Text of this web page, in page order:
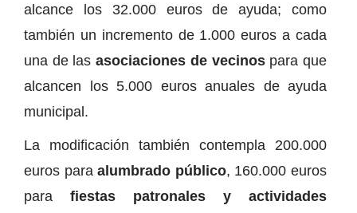
alcance los 32.000 euros de ayuda; como
también un incremento de 1.000 euros a cada
una de lasasociaciones de vecinospara que
alcancen los 5.000 euros anuales de ayuda
municipal.
La modificación también contempla 200.000
euros paraalumbrado público, 160.000 euros
para fiestas patronales y actividades